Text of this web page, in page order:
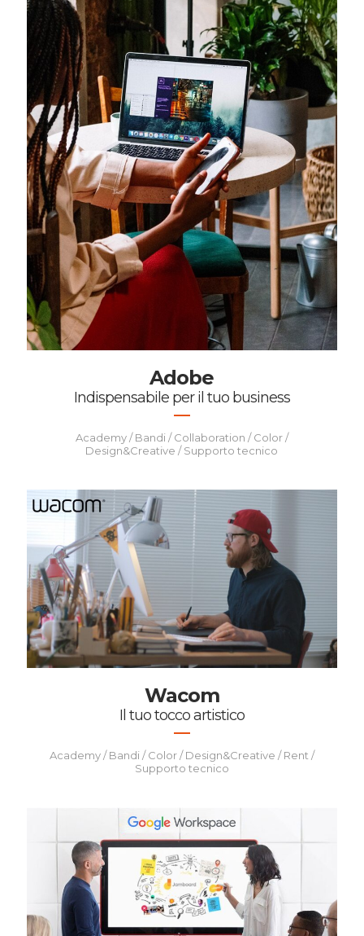
Adobe
Indispensabile per il tuo business
Academy / Bandi / Collaboration / Color /
Design&Creative / Supporto tecnico
Wacom
Il tuo tocco artistico
Academy / Bandi / Color / Design&Creative / Rent /
Supporto tecnico